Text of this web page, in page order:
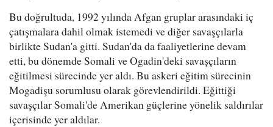
Bu doğrultuda, 1992 yılında Afgan gruplar arasındaki iç
çatışmalara dahil olmak istemedi ve diğer savaşçılarla
birlikte Sudan'a gitti. Sudan'da da faaliyetlerine devam
etti, bu dönemde Somali ve Ogadin'deki savaşçıların
eğitilmesi sürecinde yer aldı. Bu askeri eğitim sürecinin
Mogadişu sorumlusu olarak görevlendirildi. Eğittiği
savaşçılar Somali'de Amerikan güçlerine yönelik saldırılar
içerisinde yer aldılar.